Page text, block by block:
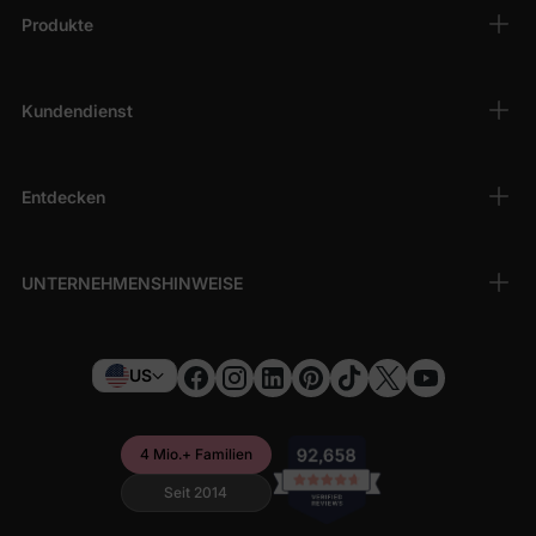
Produkte
Kundendienst
Entdecken
UNTERNEHMENSHINWEISE
US
4 Mio.+ Familien
Seit 2014